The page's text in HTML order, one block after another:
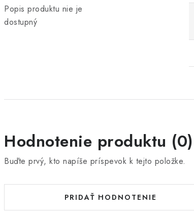
Popis produktu nie je
dostupný
Hodnotenie produktu (0)
Buďte prvý, kto napíše príspevok k tejto položke.
PRIDAŤ HODNOTENIE